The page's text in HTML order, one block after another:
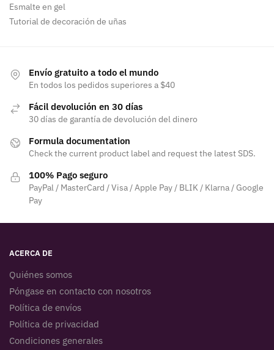
Esmalte en gel
Tutorial de decoración de uñas
Envío gratuito a todo el mundo
En todos los pedidos superiores a $40
Fácil devolución en 30 días
30 días de garantía de devolución del dinero
Formula documentation
Check the current product label and request the latest SDS.
100% Pago seguro
PayPal / MasterCard / Visa / Apple Pay / BLIK / Klarna / Google
Pay
ACERCA DE
Quiénes somos
Póngase en contacto con nosotros
Política de envíos
Política de privacidad
Condiciones generales